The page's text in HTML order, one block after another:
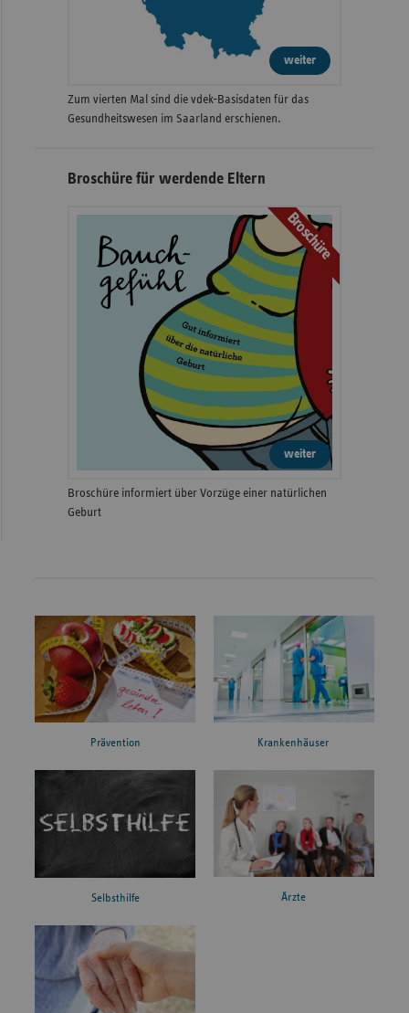
weiter
Zum vierten Mal sind die vdek-Basisdaten für das
Gesundheitswesen im Saarland erschienen.
Broschüre für werdende Eltern
Broschüre
weiter
Broschüre informiert über Vorzüge einer natürlichen
Geburt
Prävention Krankenhäuser
Selbsthilfe Ärzte